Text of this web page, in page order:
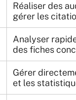
Réaliser des
gérer les
Analyser
des fiches
Gérer
et les